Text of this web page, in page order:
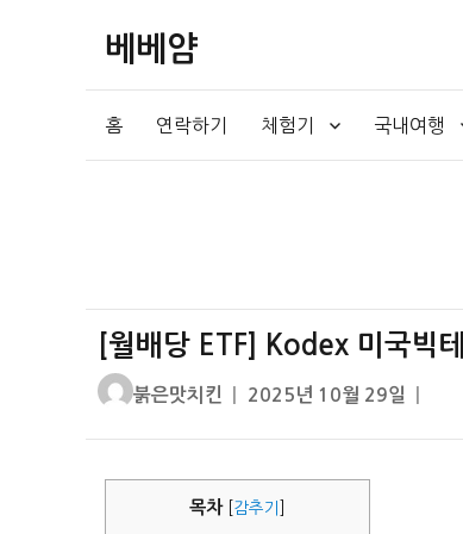
베베얌
홈 연락하기 체험기 국내여행
[월배당 ETF] Kodex 미국빅
글
붉은맛치킨
작
자
2025년 10월 29일
목차 감추기